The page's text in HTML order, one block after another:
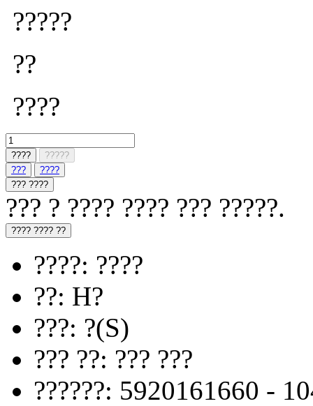
?????
??
????
????
?????
???
????
??? ????
??? ? ???? ???? ??? ?????.
???? ???? ??
????: ????
??: H?
???: ?(S)
??? ??: ??? ???
??????: 5920161660 -